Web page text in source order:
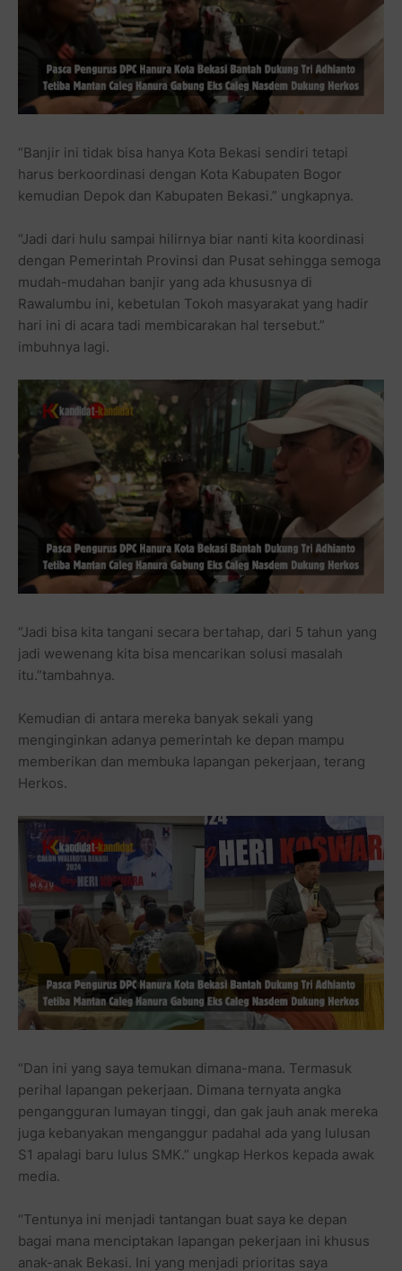
“Banjir ini tidak bisa hanya Kota Bekasi sendiri tetapi
harus berkoordinasi dengan Kota Kabupaten Bogor
kemudian Depok dan Kabupaten Bekasi.” ungkapnya.
“Jadi dari hulu sampai hilirnya biar nanti kita koordinasi
dengan Pemerintah Provinsi dan Pusat sehingga semoga
mudah-mudahan banjir yang ada khususnya di
Rawalumbu ini, kebetulan Tokoh masyarakat yang hadir
hari ini di acara tadi membicarakan hal tersebut.”
imbuhnya lagi.
“Jadi bisa kita tangani secara bertahap, dari 5 tahun yang
jadi wewenang kita bisa mencarikan solusi masalah
itu.”tambahnya.
Kemudian di antara mereka banyak sekali yang
menginginkan adanya pemerintah ke depan mampu
memberikan dan membuka lapangan pekerjaan, terang
Herkos.
“Dan ini yang saya temukan dimana-mana. Termasuk
perihal lapangan pekerjaan. Dimana ternyata angka
pengangguran lumayan tinggi, dan gak jauh anak mereka
juga kebanyakan menganggur padahal ada yang lulusan
S1 apalagi baru lulus SMK.” ungkap Herkos kepada awak
media.
“Tentunya ini menjadi tantangan buat saya ke depan
bagai mana menciptakan lapangan pekerjaan ini khusus
anak-anak Bekasi. Ini yang menjadi prioritas saya